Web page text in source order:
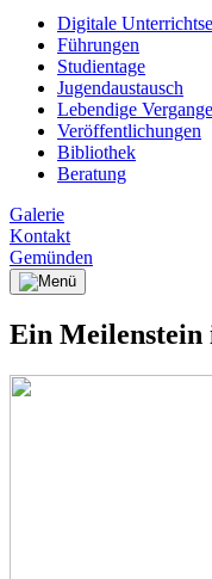
Digitale
Führungen
Studientage
Jugendaustausch
Lebendige
Veröffentlichungen
Bibliothek
Beratung
Galerie
Kontakt
Gemünden
Ein Meilenstein